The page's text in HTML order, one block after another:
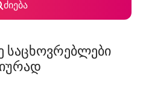
ძიება